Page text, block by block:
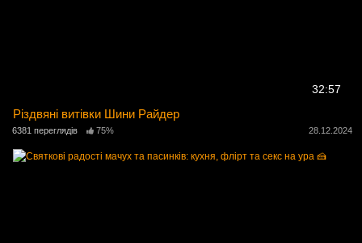
32:57
Різдвяні витівки Шини Райдер
6381 переглядів 75% 28.12.2024